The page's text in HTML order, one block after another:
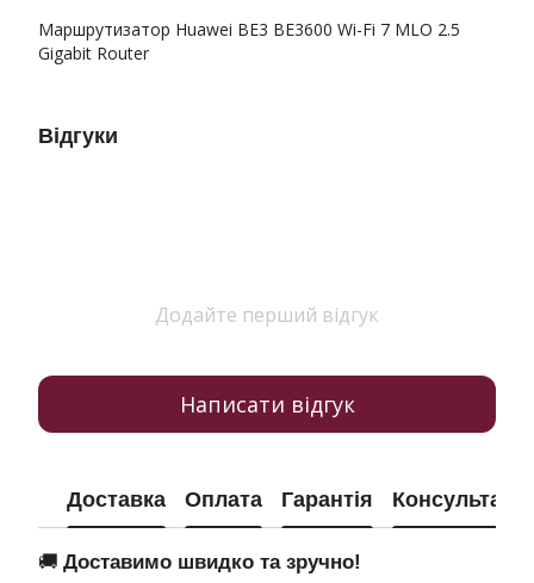
Маршрутизатор Huawei BE3 BE3600 Wi-Fi 7 MLO 2.5
Gigabit Router
Відгуки
Додайте перший відгук
Написати відгук
Доставка Оплата Гарантія Консультація
🚚 Доставимо швидко та зручно!